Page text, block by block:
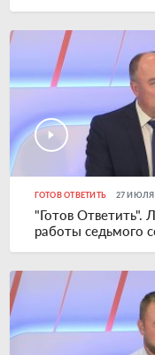
ГОТОВ ОТВЕТИТЬ 27 ИЮЛЯ
"Готов Ответить".
работы седьмого